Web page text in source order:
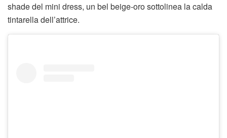
shade del mini dress, un bel beige-oro sottolinea la calda
tintarella dell’attrice.